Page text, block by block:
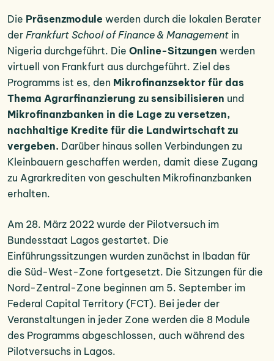
Die Präsenzmodule werden durch die lokalen Berater
der Frankfurt School of Finance & Management in
Nigeria durchgeführt. Die Online-Sitzungen werden
virtuell von Frankfurt aus durchgeführt. Ziel des
Programms ist es, den Mikrofinanzsektor für das
Thema Agrarfinanzierung zu sensibilisieren und
Mikrofinanzbanken in die Lage zu versetzen,
nachhaltige Kredite für die Landwirtschaft zu
vergeben. Darüber hinaus sollen Verbindungen zu
Kleinbauern geschaffen werden, damit diese Zugang
zu Agrarkrediten von geschulten Mikrofinanzbanken
erhalten.
Am 28. März 2022 wurde der Pilotversuch im
Bundesstaat Lagos gestartet. Die
Einführungssitzungen wurden zunächst in Ibadan für
die Süd-West-Zone fortgesetzt. Die Sitzungen für die
Nord-Zentral-Zone beginnen am 5. September im
Federal Capital Territory (FCT). Bei jeder der
Veranstaltungen in jeder Zone werden die 8 Module
des Programms abgeschlossen, auch während des
Pilotversuchs in Lagos.